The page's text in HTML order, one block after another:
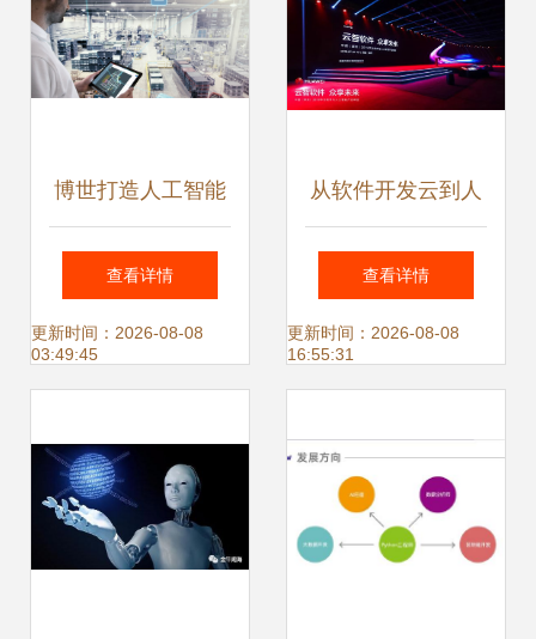
开发
博世打造人工智能
环境下的“未来工
厂” 人工智能应用
查看详情
更新时间：2026-08-08
03:49:45
从软件开发云到人
工智能云 数字中国
底座又添新支撑
查看详情
更新时间：2026-08-08
16:55:31